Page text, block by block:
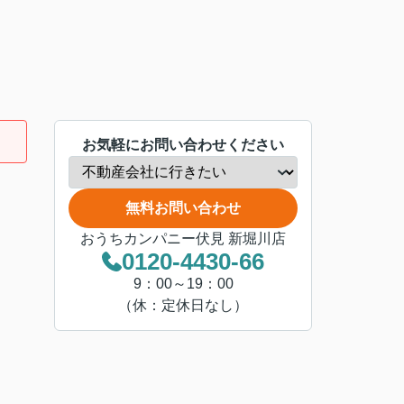
お気軽にお問い合わせください
無料お問い合わせ
おうちカンパニー伏見 新堀川店
0120-4430-66
9：00～19：00
（休：定休日なし）